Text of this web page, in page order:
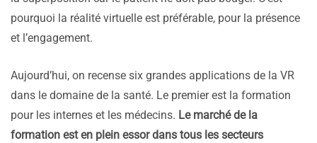
pourquoi la réalité virtuelle est préférable, pour la présence
et l’engagement.
Aujourd’hui, on recense six grandes applications de la VR
dans le domaine de la santé. Le premier est la formation
pour les internes et les médecins. Le marché de la
formation est en plein essor dans tous les secteurs